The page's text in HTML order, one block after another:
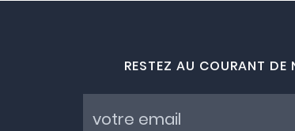
RESTEZ AU COURANT DE